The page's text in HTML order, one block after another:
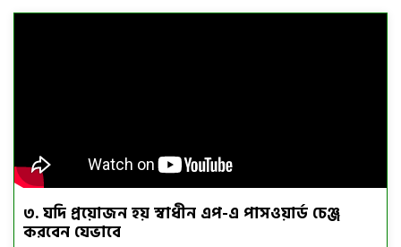
৩. যদি প্রয়োজন হয় স্বাধীন এপ-এ পাসওয়ার্ড চেঞ্জ
করবেন যেভাবে